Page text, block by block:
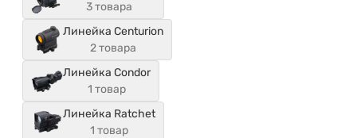
3 товара
Линейка Centurion
2 товара
Линейка Condor
1 товар
Линейка Ratchet
1 товар